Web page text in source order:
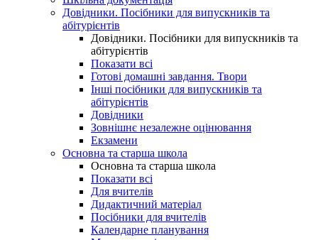
Довідники. Посібники для випускників та
абітурієнтів
Довідники. Посібники для випускників та
абітурієнтів
Показати всі
Готові домашні завдання. Твори
Інші посібники для випускників та
абітурієнтів
Довідники
Зовнішнє незалежне оцінювання
Екзамени
Основна та старша школа
Основна та старша школа
Показати всі
Для вчителів
Дидактичний матеріал
Посібники для вчителів
Календарне планування